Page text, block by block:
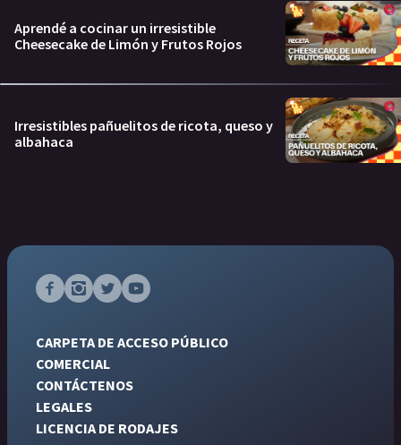
Aprendé a cocinar un irresistible
Cheesecake de Limón y Frutos Rojos
Irresistibles pañuelitos de ricota, queso y
albahaca
CARPETA DE ACCESO PÚBLICO
COMERCIAL
CONTÁCTENOS
LEGALES
LICENCIA DE RODAJES